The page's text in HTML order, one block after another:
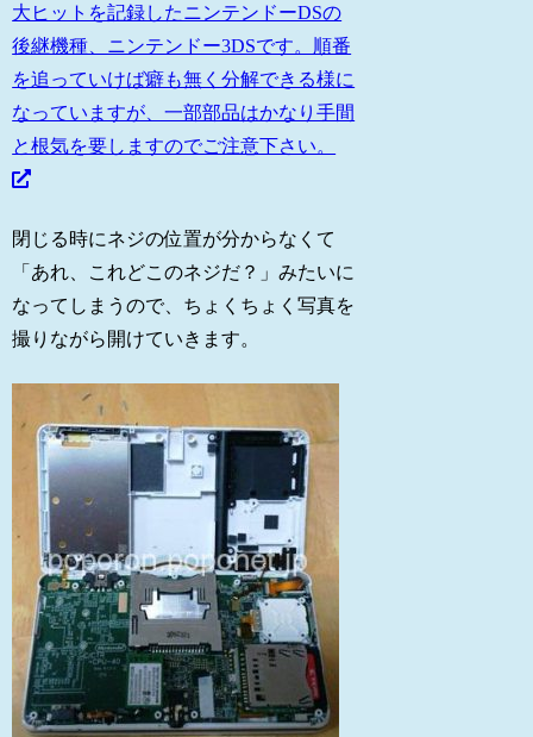
大ヒットを記録したニンテンドーDSの
後継機種、ニンテンドー3DSです。順番
を追っていけば癖も無く分解できる様に
なっていますが、一部部品はかなり手間
と根気を要しますのでご注意下さい。
閉じる時にネジの位置が分からなくて
「あれ、これどこのネジだ？」みたいに
なってしまうので、ちょくちょく写真を
撮りながら開けていきます。